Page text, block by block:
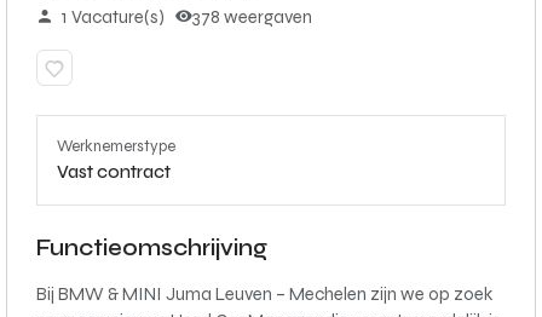
1 Vacature(s) 378 weergaven
Werknemerstype
Vast contract
Functieomschrijving
Bij BMW & MINI Juma Leuven – Mechelen zijn we op zoek